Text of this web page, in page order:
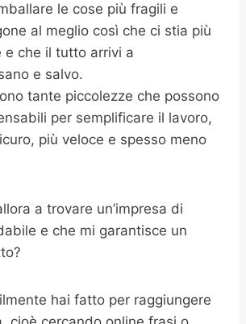
le cose più fragili e
al meglio così che ci stia più
e che il tutto arrivi a
e salvo.
tante piccolezze che possono
per semplificare il lavoro,
più veloce e spesso meno
a trovare un’impresa di
e che mi garantisce un
hai fatto per raggiungere